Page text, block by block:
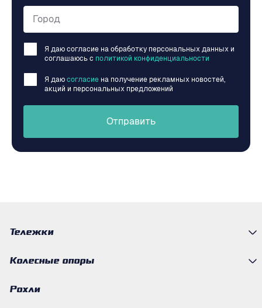
Город
Я даю согласие на обработку персональных данных и
соглашаюсь c политикой конфиденциальности
Я даю согласие на получение рекламных новостей,
акций и персональных предложений
Отправить
Тележки
Колесные опоры
Рохли